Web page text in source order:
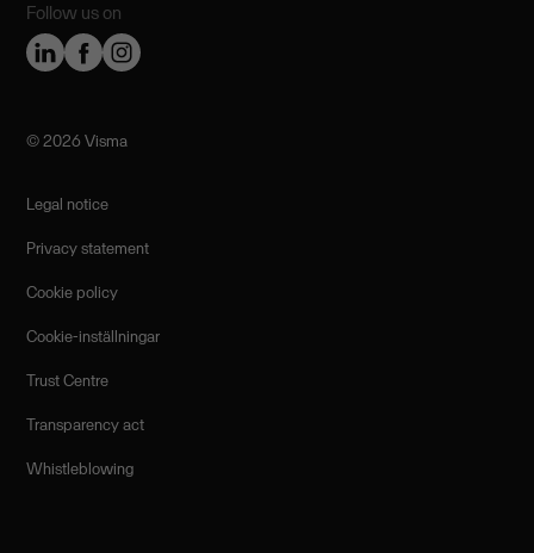
Follow us on
©️ 2026 Visma
Legal notice
Privacy statement
Cookie policy
Cookie-inställningar
Trust Centre
Transparency act
Whistleblowing